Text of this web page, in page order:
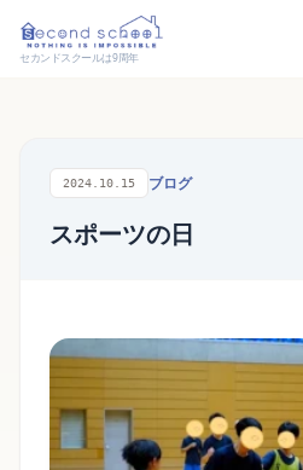
セカンドスクールは9周年
2024.10.15 ブログ
スポーツの日